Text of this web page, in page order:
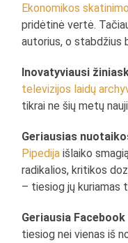
Ekonomikos
pridėtinė vertė.
autorius, o stabdžius
Inovatyviausi
televizijos laidų
tikrai ne šių metų
Geriausias
Pipedija išlaiko
radikalios, kritikos
– tiesiog jų kuriamas
Geriausia
tiesiog nei vienas iš